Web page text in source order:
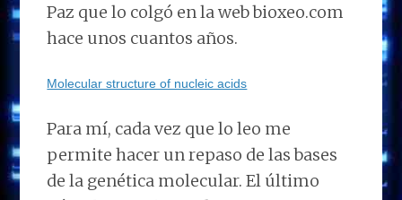
Paz que lo colgó en la web bioxeo.com
hace unos cuantos años.
Molecular structure of nucleic acids
Para mí, cada vez que lo leo me
permite hacer un repaso de las bases
de la genética molecular. El último